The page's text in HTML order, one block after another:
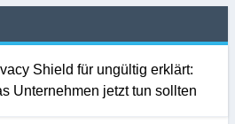
Shield für ungültig erklärt:
Unternehmen jetzt tun sollten